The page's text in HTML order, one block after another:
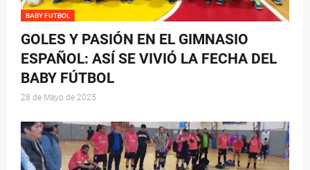
BABY FUTBOL
GOLES Y PASIÓN EN EL GIMNASIO
ESPAÑOL: ASÍ SE VIVIÓ LA FECHA DEL
BABY FÚTBOL
28 de Mayo de 2025